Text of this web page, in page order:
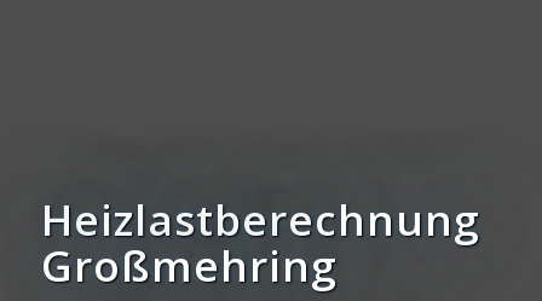
Heizlastberechnung
Großmehring